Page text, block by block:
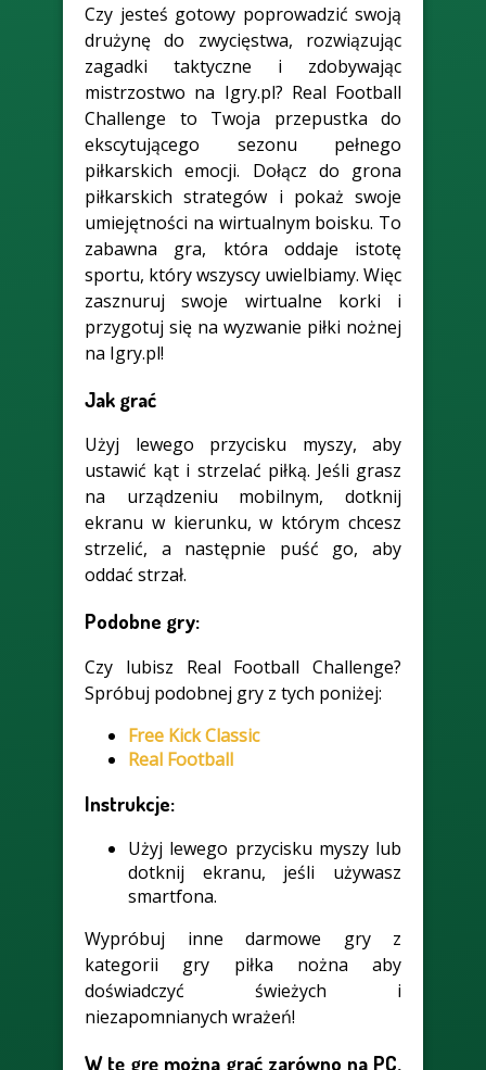
Czy jesteś gotowy poprowadzić swoją
drużynę do zwycięstwa, rozwiązując
zagadki taktyczne i zdobywając
mistrzostwo na Igry.pl? Real Football
Challenge to Twoja przepustka do
ekscytującego sezonu pełnego
piłkarskich emocji. Dołącz do grona
piłkarskich strategów i pokaż swoje
umiejętności na wirtualnym boisku. To
zabawna gra, która oddaje istotę
sportu, który wszyscy uwielbiamy. Więc
zasznuruj swoje wirtualne korki i
przygotuj się na wyzwanie piłki nożnej
na Igry.pl!
Jak grać
Użyj lewego przycisku myszy, aby
ustawić kąt i strzelać piłką. Jeśli grasz
na urządzeniu mobilnym, dotknij
ekranu w kierunku, w którym chcesz
strzelić, a następnie puść go, aby
oddać strzał.
Podobne gry:
Czy lubisz Real Football Challenge?
Spróbuj podobnej gry z tych poniżej:
Free Kick Classic
Real Football
Instrukcje:
Użyj lewego przycisku myszy lub
dotknij ekranu, jeśli używasz
smartfona.
Wypróbuj inne darmowe gry z
kategorii gry piłka nożna aby
doświadczyć świeżych i
niezapomnianych wrażeń!
W tę grę można grać zarówno na PC,